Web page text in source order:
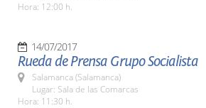
Hora: 12:00 h.
14/07/2017
Rueda de Prensa Grupo Socialista
Salamanca (Salamanca)
Lugar: Sala de las Comarcas
Hora: 11:30 h.